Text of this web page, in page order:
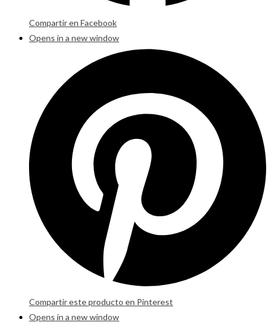
Compartir en Facebook
Opens in a new window
Compartir este producto en Pinterest
Opens in a new window